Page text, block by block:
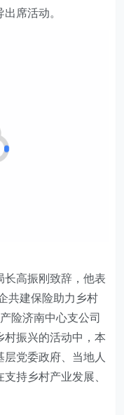
出席活动。
长高振刚致辞 ，他表
共建保险助力乡村
产险济南中心支公司
村振兴的活动中，本
层党委政府、当地人
持乡村产业发展、